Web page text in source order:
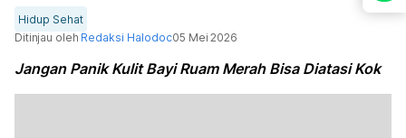
Hidup Sehat
Ditinjau oleh Redaksi Halodoc05 Mei 2026
Jangan Panik Kulit Bayi Ruam Merah Bisa Diatasi Kok